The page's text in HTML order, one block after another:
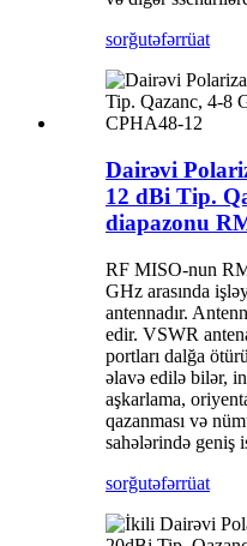
sorğutəfərrüat
Dairəvi
12 dBi Tip.
diapazonu
RF MISO-nun
GHz arasında
antennadır.
edir. VSWR
portları dalğa
əlavə edilə bilər,
aşkarlama,
qazanması və
sahələrində geniş
sorğutəfərrüat